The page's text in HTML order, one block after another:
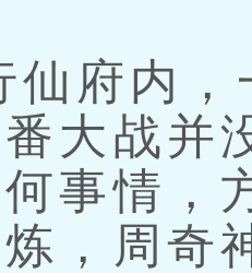
府内，
大战并
事情，
，周奇